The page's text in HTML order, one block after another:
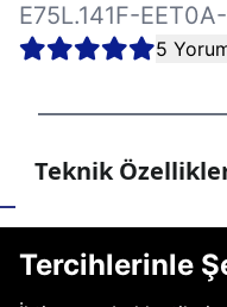
E75L.141F-
5
Teknik
Tercihlerinle